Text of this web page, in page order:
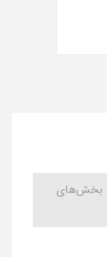
بخش‌های